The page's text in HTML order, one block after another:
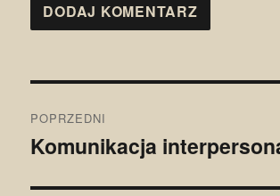
wpisu
POPRZEDNI
Poprzedni
Komunikacja